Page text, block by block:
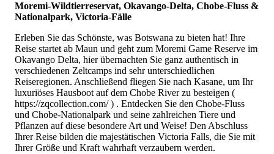
Moremi-Wildtierreservat, Okavango-Delta, Chobe-Fluss &
Nationalpark, Victoria-Fälle
Erleben Sie das Schönste, was Botswana zu bieten hat! Ihre
Reise startet ab Maun und geht zum Moremi Game Reserve im
Okavango Delta, hier übernachten Sie ganz authentisch in
verschiedenen Zeltcamps ind sehr unterschiedlichen
Reiseregionen. Anschließend fliegen Sie nach Kasane, um Ihr
luxuriöses Hausboot auf dem Chobe River zu besteigen (
https://zqcollection.com/ ) . Entdecken Sie den Chobe-Fluss
und Chobe-Nationalpark und seine zahlreichen Tiere und
Pflanzen auf diese besondere Art und Weise! Den Abschluss
Ihrer Reise bilden die majestätischen Victoria Falls, die Sie mit
Ihrer Größe und Kraft wahrhaft verzaubern werden.